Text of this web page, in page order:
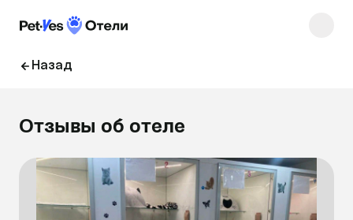
Назад
Отзывы об отеле